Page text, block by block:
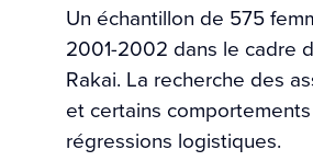
Un échantillon de 575
2001-2002 dans le cadre
Rakai. La recherche des
et certains
régressions logistiques.